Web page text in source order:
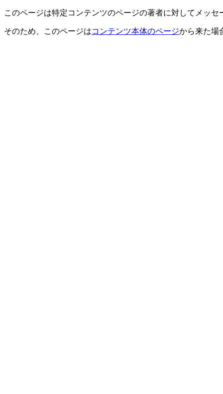
このページは特定コンテンツのページの著者に対してメッ
そのため、このページはコンテンツ本体のページから来た場